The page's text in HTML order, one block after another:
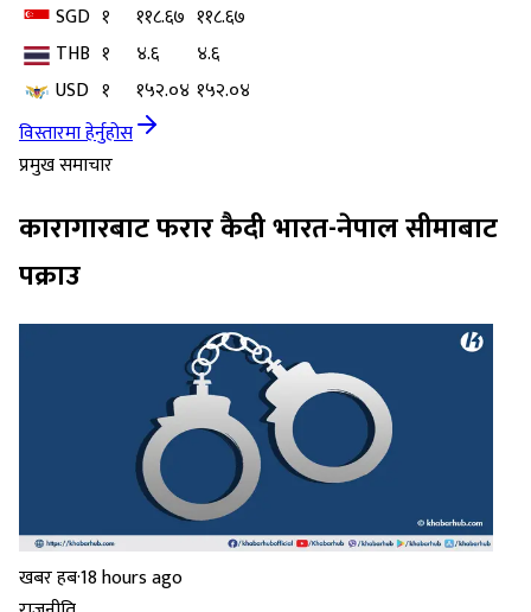
SGD १ ११८.६७ ११८.६७
THB १ ४.६
४.६
USD १ १५२.०४ १५२.०४
विस्तारमा हेर्नुहोस
प्रमुख समाचार
कारागारबाट फरार कैदी भारत-नेपाल सीमाबाट
पक्राउ
खबर हब·18 hours ago